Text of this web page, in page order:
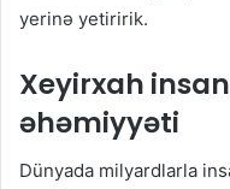
yerinə yetiririk.
Xeyirxah
əhəmiyyəti
Dünyada milyardlarla